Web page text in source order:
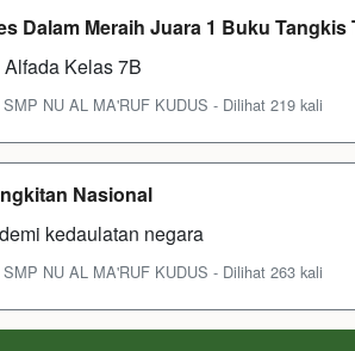
Dalam Meraih Juara 1 Buku
Kelas 7B
NU AL MA'RUF KUDUS - Dilihat 219 kali
Nasional
kedaulatan negara
NU AL MA'RUF KUDUS - Dilihat 263 kali